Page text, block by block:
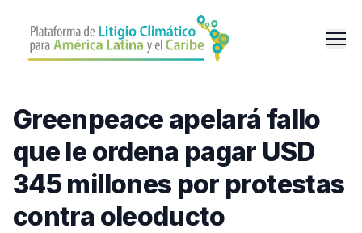
contenido
Greenpeace apelará fallo
que le ordena pagar USD
345 millones por protestas
contra oleoducto